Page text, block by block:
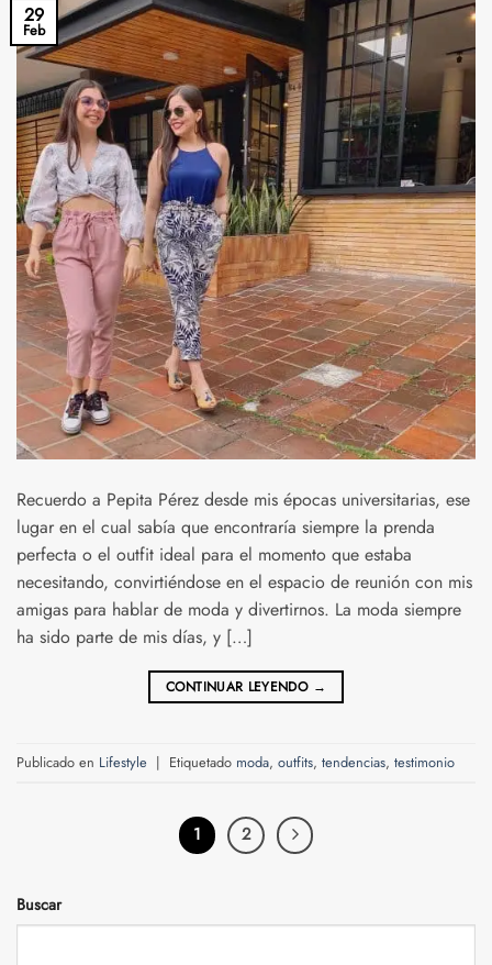
29
Feb
Recuerdo a Pepita Pérez desde mis épocas universitarias, ese
lugar en el cual sabía que encontraría siempre la prenda
perfecta o el outfit ideal para el momento que estaba
necesitando, convirtiéndose en el espacio de reunión con mis
amigas para hablar de moda y divertirnos. La moda siempre
ha sido parte de mis días, y […]
CONTINUAR LEYENDO →
Publicado en Lifestyle | Etiquetado moda, outfits, tendencias, testimonio
1 2
Buscar